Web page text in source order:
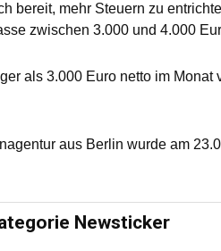
bereit, mehr Steuern zu
zwischen 3.000 und 4.000
als 3.000 Euro netto im Monat
aus Berlin wurde am
Newsticker